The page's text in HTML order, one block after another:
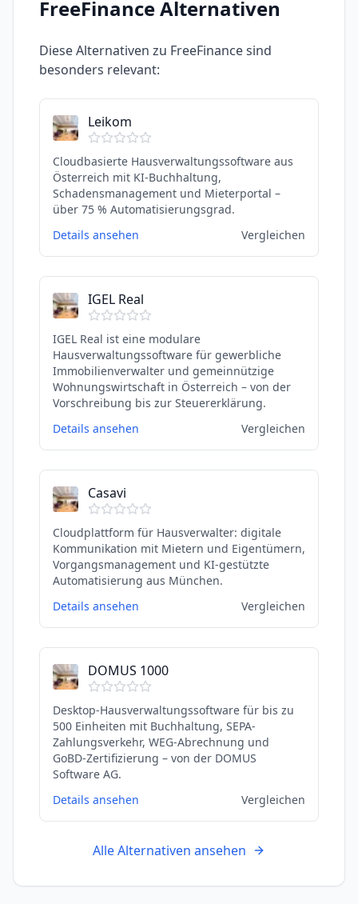
FreeFinanceAlternativen
Diese Alternativen zu FreeFinancesind
besonders relevant:
Leikom
Cloudbasierte Hausverwaltungssoftware aus
Österreich mit KI-Buchhaltung,
Schadensmanagement und Mieterportal –
über 75 % Automatisierungsgrad.
Details ansehen
Vergleichen
IGEL Real
IGEL Real ist eine modulare
Hausverwaltungssoftware für gewerbliche
Immobilienverwalter und gemeinnützige
Wohnungswirtschaft in Österreich – von der
Vorschreibung bis zur Steuererklärung.
Details ansehen
Vergleichen
Casavi
Cloudplattform für Hausverwalter: digitale
Kommunikation mit Mietern und Eigentümern,
Vorgangsmanagement und KI-gestützte
Automatisierung aus München.
Details ansehen
Vergleichen
DOMUS 1000
Desktop-Hausverwaltungssoftware für bis zu
500 Einheiten mit Buchhaltung, SEPA-
Zahlungsverkehr, WEG-Abrechnung und
GoBD-Zertifizierung – von der DOMUS
Software AG.
Details ansehen
Vergleichen
Alle Alternativen ansehen